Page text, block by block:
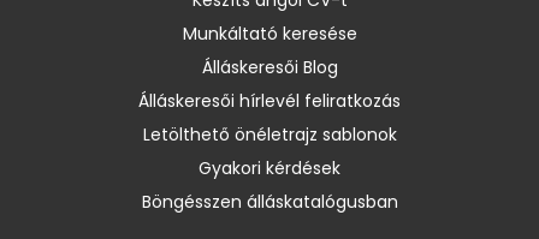
Munkáltató keresése
Álláskeresői Blog
Álláskeresői hírlevél feliratkozás
Letölthető önéletrajz sablonok
Gyakori kérdések
Böngésszen álláskatalógusban